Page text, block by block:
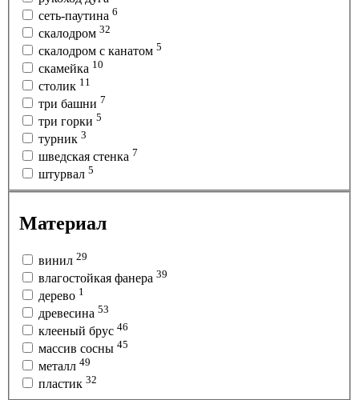
сеть-паутина 6
скалодром 32
скалодром с канатом 5
скамейка 10
столик 11
три башни 7
три горки 5
турник 3
шведская стенка 7
штурвал 5
Материал
винил 29
влагостойкая фанера 39
дерево 1
древесина 53
клееный брус 46
массив сосны 45
металл 49
пластик 32